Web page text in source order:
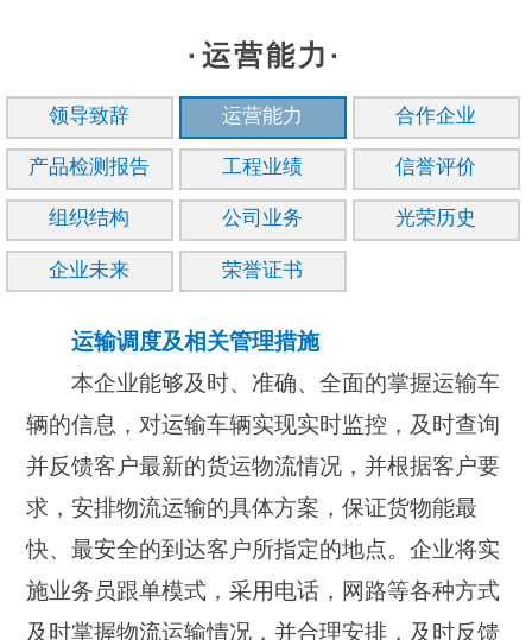
·运营能力·
领导致辞 运营能力 合作企业
产品检测报告 工程业绩 信誉评价
组织结构 公司业务 光荣历史
企业未来 荣誉证书
运输调度及相关管理措施
本企业能够及时、准确、全面的掌握运输车
辆的信息，对运输车辆实现实时监控，及时查询
并反馈客户最新的货运物流情况，并根据客户要
求，安排物流运输的具体方案，保证货物能最
快、最安全的到达客户所指定的地点。企业将实
施业务员跟单模式，采用电话，网路等各种方式
及时掌握物流运输情况，并合理安排，及时反馈